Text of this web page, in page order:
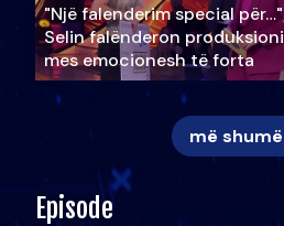
"Një falenderim special
Selin falënderon
mes emocionesh të forta
më
Episode